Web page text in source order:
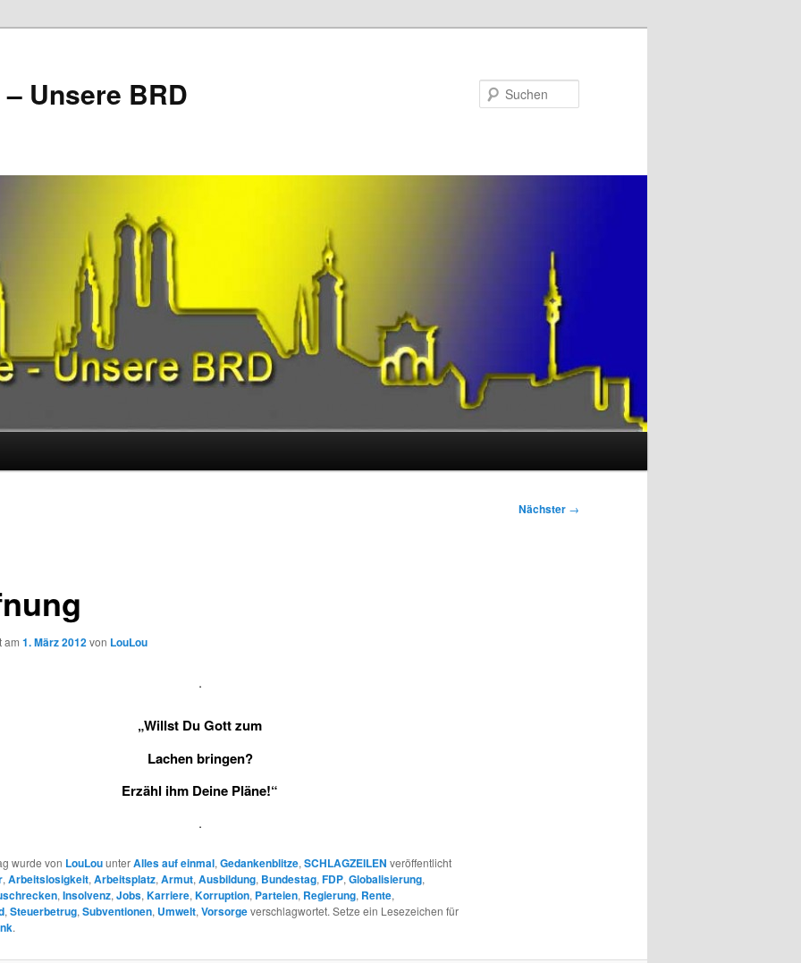
Unsere BRD
Nächster →
am 1. März 2012von LouLou
.
„Willst Du Gott zum
Lachen bringen?
Erzähl ihm Deine Pläne!“
.
wurde von LouLouunterAlles auf einmal, Gedankenblitze, SCHLAGZEILEN veröffentlicht
, Arbeitslosigkeit, Arbeitsplatz, Armut, Ausbildung, Bundestag, FDP, Globalisierung,
, Insolvenz, Jobs, Karriere, Korruption, Parteien, Regierung, Rente,
, Steuerbetrug, Subventionen, Umwelt, Vorsorgeverschlagwortet. Setze ein Lesezeichen für
.